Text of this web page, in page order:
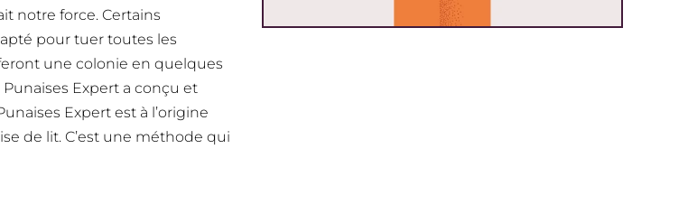
notre force. Certains
pour tuer toutes les
une colonie en quelques
Expert a conçu et
Expert est à l’origine
de lit. C’est une méthode qui